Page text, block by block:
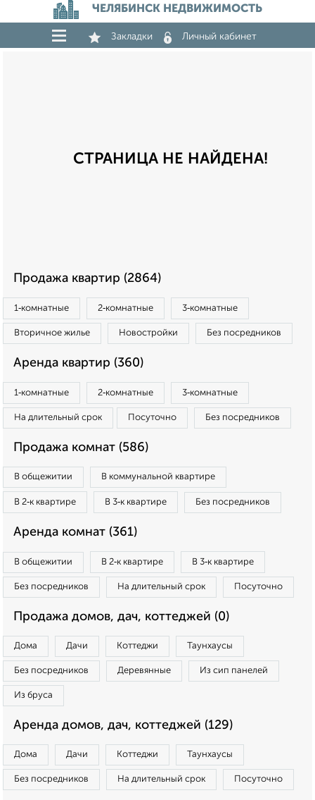
ЧЕЛЯБИНСК НЕДВИЖИМОСТЬ
Закладки Личный кабинет
СТРАНИЦА НЕ НАЙДЕНА!
Продажа квартир (2864)
1‑комнатные 2‑комнатные 3‑комнатные
Вторичное жилье Новостройки Без посредников
Аренда квартир (360)
1‑комнатные 2‑комнатные 3‑комнатные
На длительный срок Посуточно Без посредников
Продажа комнат (586)
В общежитии В коммунальной квартире
В 2‑к квартире В 3‑к квартире Без посредников
Аренда комнат (361)
В общежитии В 2‑к квартире В 3‑к квартире
Без посредников На длительный срок Посуточно
Продажа домов, дач, коттеджей (0)
Дома Дачи Коттеджи Таунхаусы
Без посредников Деревянные Из сип панелей
Из бруса
Аренда домов, дач, коттеджей (129)
Дома Дачи Коттеджи Таунхаусы
Без посредников На длительный срок Посуточно